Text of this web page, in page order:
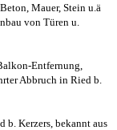
Mauer, Stein u.ä
von Türen u.
Entfernung,
Abbruch in Ried b.
b. Kerzers, bekannt aus